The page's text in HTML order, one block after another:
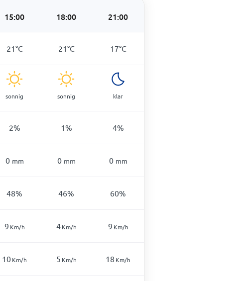
15:00 18:00 21:00
21°C 21°C 17°C
sonnig sonnig klar
2% 1% 4%
0 mm 0 mm 0 mm
48% 46% 60%
9 Km/h 4 Km/h 9 Km/h
10Km/h 5 Km/h 18 Km/h